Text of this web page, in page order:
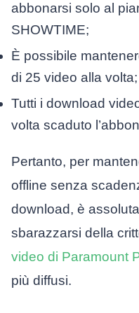
abbonarsi solo al
SHOWTIME;
È possibile
di 25 video alla volta;
Tutti i download
volta scaduto
Pertanto, per
offline senza
download, è
sbarazzarsi della
video di Paramount
più diffusi.